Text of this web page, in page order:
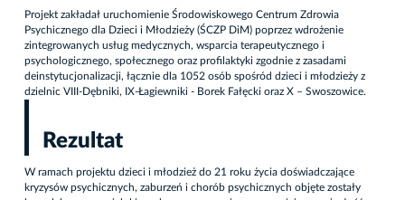
Projekt zakładał uruchomienie Środowiskowego Centrum Zdrowia
Psychicznego dla Dzieci i Młodzieży (ŚCZP DiM) poprzez wdrożenie
zintegrowanych usług medycznych, wsparcia terapeutycznego i
psychologicznego, społecznego oraz profilaktyki zgodnie z zasadami
deinstytucjonalizacji, łącznie dla 1052 osób spośród dzieci i młodzieży z
dzielnic VIII-Dębniki, IX-Łagiewniki - Borek Fałęcki oraz X – Swoszowice.
Rezultat
W ramach projektu dzieci i młodzież do 21 roku życia doświadczające
kryzysów psychicznych, zaburzeń i chorób psychicznych objęte zostały